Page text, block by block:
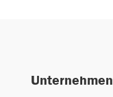
Unternehmen